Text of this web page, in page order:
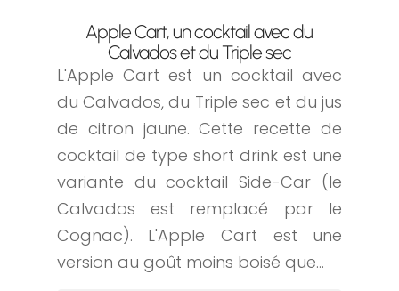
Apple Cart, un cocktail avec du
Calvados et du Triple sec
L'Apple Cart est un cocktail avec
du Calvados, du Triple sec et du jus
de citron jaune. Cette recette de
cocktail de type short drink est une
variante du cocktail Side-Car (le
Calvados est remplacé par le
Cognac). L'Apple Cart est une
version au goût moins boisé que...